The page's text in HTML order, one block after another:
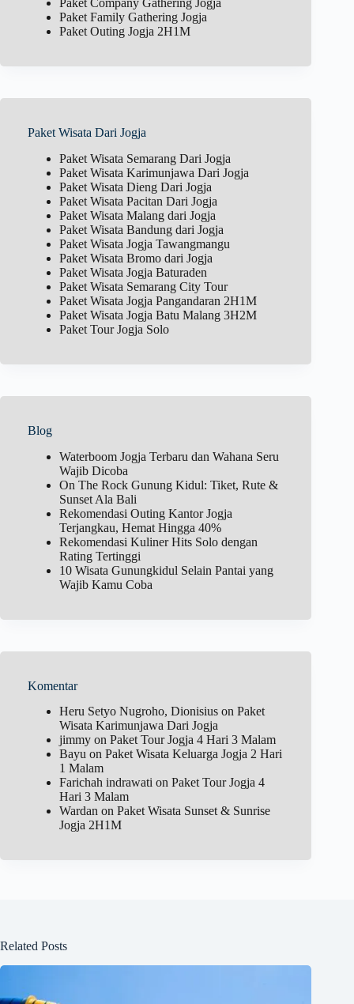
Paket Company Gathering Jogja
Paket Family Gathering Jogja
Paket Outing Jogja 2H1M
Paket Wisata Dari Jogja
Paket Wisata Semarang Dari Jogja
Paket Wisata Karimunjawa Dari Jogja
Paket Wisata Dieng Dari Jogja
Paket Wisata Pacitan Dari Jogja
Paket Wisata Malang dari Jogja
Paket Wisata Bandung dari Jogja
Paket Wisata Jogja Tawangmangu
Paket Wisata Bromo dari Jogja
Paket Wisata Jogja Baturaden
Paket Wisata Semarang City Tour
Paket Wisata Jogja Pangandaran 2H1M
Paket Wisata Jogja Batu Malang 3H2M
Paket Tour Jogja Solo
Blog
Waterboom Jogja Terbaru dan Wahana Seru
Wajib Dicoba
On The Rock Gunung Kidul: Tiket, Rute &
Sunset Ala Bali
Rekomendasi Outing Kantor Jogja
Terjangkau, Hemat Hingga 40%
Rekomendasi Kuliner Hits Solo dengan
Rating Tertinggi
10 Wisata Gunungkidul Selain Pantai yang
Wajib Kamu Coba
Komentar
Heru Setyo Nugroho, Dionisius on Paket
Wisata Karimunjawa Dari Jogja
jimmy on Paket Tour Jogja 4 Hari 3 Malam
Bayu on Paket Wisata Keluarga Jogja 2 Hari
1 Malam
Farichah indrawati on Paket Tour Jogja 4
Hari 3 Malam
Wardan on Paket Wisata Sunset & Sunrise
Jogja 2H1M
Related Posts